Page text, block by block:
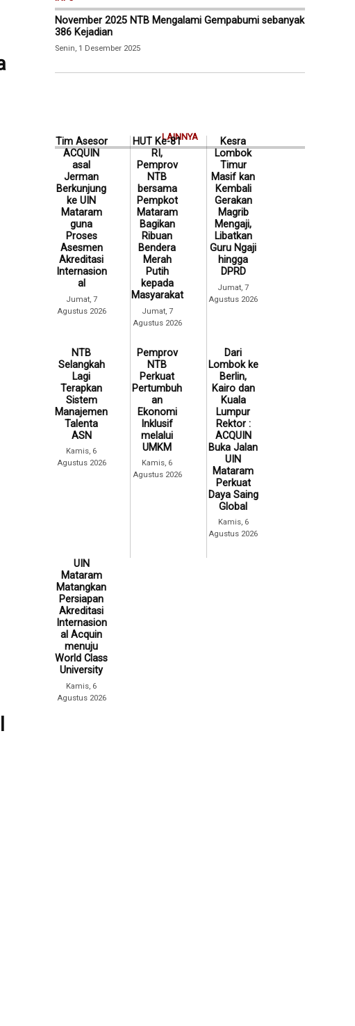
November 2025 NTB Mengalami Gempabumi sebanyak
386 Kejadian
Senin, 1 Desember 2025
LAINNYA
Tim Asesor
ACQUIN
asal
Jerman
Berkunjung
ke UIN
Mataram
guna
Proses
Asesmen
Akreditasi
Internasion
al
Jumat, 7
Agustus 2026
HUT Ke-81
RI,
Pemprov
NTB
bersama
Pempkot
Mataram
Bagikan
Ribuan
Bendera
Merah
Putih
kepada
Masyarakat
Jumat, 7
Agustus 2026
Kesra
Lombok
Timur
Masif kan
Kembali
Gerakan
Magrib
Mengaji,
Libatkan
Guru Ngaji
hingga
DPRD
Jumat, 7
Agustus 2026
NTB
Selangkah
Lagi
Terapkan
Sistem
Manajemen
Talenta
ASN
Kamis, 6
Agustus 2026
Pemprov
NTB
Perkuat
Pertumbuh
an
Ekonomi
Inklusif
melalui
UMKM
Kamis, 6
Agustus 2026
Dari
Lombok ke
Berlin,
Kairo dan
Kuala
Lumpur
Rektor :
ACQUIN
Buka Jalan
UIN
Mataram
Perkuat
Daya Saing
Global
Kamis, 6
Agustus 2026
UIN
Mataram
Matangkan
Persiapan
Akreditasi
Internasion
al Acquin
menuju
World Class
University
Kamis, 6
Agustus 2026